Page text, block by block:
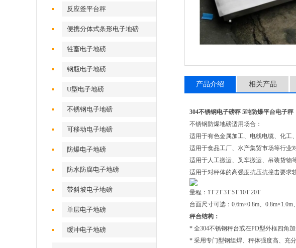
反应釜平台秤
便携分体式条形电子地磅
牲畜电子地磅
钢瓶电子地磅
U型电子地磅
不锈钢电子地磅
可移动电子地磅
防爆电子地磅
防水防腐电子地磅
带斜坡电子地磅
单层电子地磅
缓冲电子地磅
产品介绍 相关产品
304不锈钢电子磅秤 5吨防爆平台电子秤
不锈钢防爆地磅适用场合：
适用于有色金属加工、电线电缆、化工
适用于食品工厂、水产集贸市场等行业
适用于人工搬运、叉车搬运、吊装货物
适用于对秤体的高强度抗压抗撞击要求
量程：1T 2T 3T 5T 10T 20T
台面尺寸可选：0.6m×0.8m、0.8m×1.0m
秤台结构：
* 全304不锈钢秤台或在PD型外框四角
* 采用专门型钢组焊、秤体强度高、充